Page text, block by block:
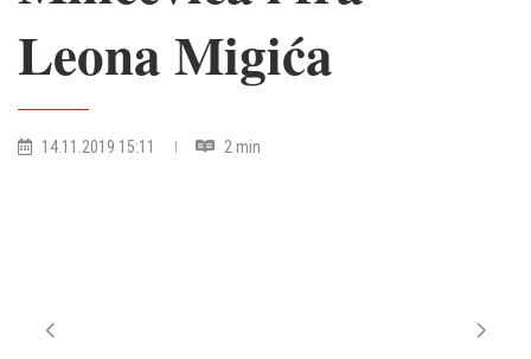
Leona Migića
14.11.2019 15:11 2 min